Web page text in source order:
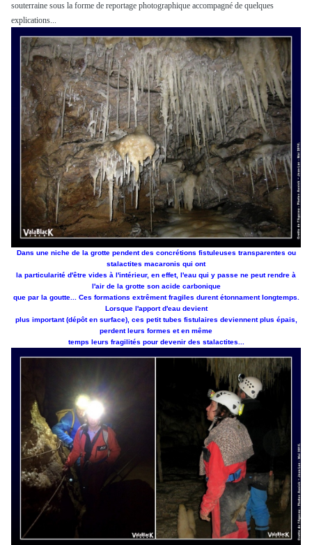
souterraine sous la forme de reportage photographique accompagné de quelques
explications...
Dans une niche de la grotte pendent des concrétions fistuleuses transparentes ou
stalactites macaronis qui ont
la particularité d'être vides à l'intérieur, en effet, l'eau qui y passe ne peut rendre à
l'air de la grotte son acide carbonique
que par la goutte... Ces formations extrêment fragiles durent étonnament longtemps.
Lorsque l'apport d'eau devient
plus important (dépôt en surface), ces petit tubes fistulaires deviennent plus épais,
perdent leurs formes et en même
temps leurs fragilités pour devenir des stalactites...